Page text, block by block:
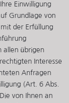
Einwilligung
Grundlage von
der Erfüllung
allen übrigen
Interesse
Anfragen
(Art. 6 Abs.
von Ihnen an